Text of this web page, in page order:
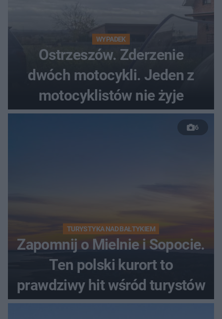
WYPADEK
Ostrzeszów. Zderzenie
dwóch motocykli. Jeden z
motocyklistów nie żyje
6
TURYSTYKA NAD BAŁTYKIEM
Zapomnij o Mielnie i Sopocie.
Ten polski kurort to
prawdziwy hit wśród turystów